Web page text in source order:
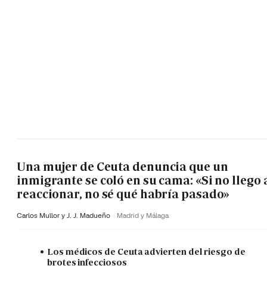
Una mujer de Ceuta denuncia que un
inmigrante se coló en su cama: «Si no llego
reaccionar, no sé qué habría pasado»
Carlos Mullor y J. J. Madueño Madrid y Málaga
Los médicos de Ceuta advierten del riesgo de
brotes infecciosos